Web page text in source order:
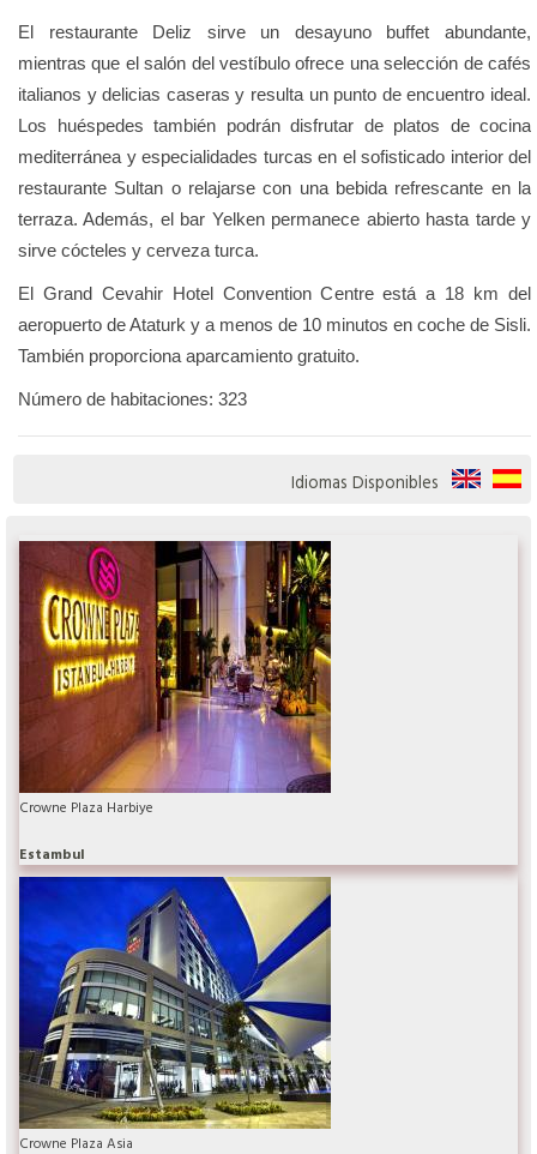
El restaurante Deliz sirve un desayuno buffet abundante,
mientras que el salón del vestíbulo ofrece una selección de cafés
italianos y delicias caseras y resulta un punto de encuentro ideal.
Los huéspedes también podrán disfrutar de platos de cocina
mediterránea y especialidades turcas en el sofisticado interior del
restaurante Sultan o relajarse con una bebida refrescante en la
terraza. Además, el bar Yelken permanece abierto hasta tarde y
sirve cócteles y cerveza turca.
El Grand Cevahir Hotel Convention Centre está a 18 km del
aeropuerto de Ataturk y a menos de 10 minutos en coche de Sisli.
También proporciona aparcamiento gratuito.
Número de habitaciones: 323
Idiomas Disponibles
Crowne Plaza Harbiye
Estambul
Crowne Plaza Asia